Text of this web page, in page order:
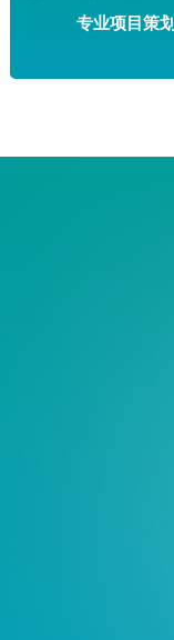
专业项目策划